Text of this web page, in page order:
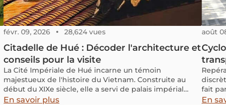
févr. 09, 2026 28,624 vues
Citadelle de Hué : Décoder l'architecture et
conseils pour la visite
La Cité Impériale de Hué incarne un témoin
majestueux de l'histoire du Vietnam. Construite au
début du XIXe siècle, elle a servi de palais impérial
pour la dynastie Nguyen jusqu'à sa chute en 1945. Plus
En savoir plus
août
fait
les
En